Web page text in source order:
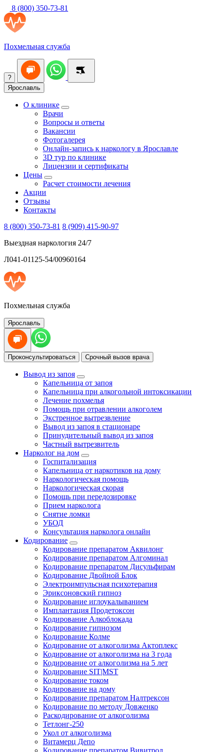
8 (800) 350-73-81
Похмельная служба
?
Ярославль
О клинике
Врачи
Вопросы и ответы
Вакансии
Фотогалерея
Онлайн-запись к наркологу в Ярославле
3D тур по клинике
Лицензии и сертификаты
Цены
Расчет стоимости лечения
Акции
Отзывы
Контакты
8 (800) 350-73-81 8 (909) 415-90-97
Выездная наркология 24/7
Л041-01125-54/00960164
Похмельная служба
Ярославль
Проконсультироваться Срочный вызов врача
Вывод из запоя
Капельница от запоя
Капельница при алкогольной интоксикации
Лечение похмелья
Помощь при отравлении алкоголем
Экстренное вытрезвление
Вывод из запоя в стационаре
Принудительный вывод из запоя
Частный вытрезвитель
Нарколог на дом
Госпитализация
Капельница от наркотиков на дому
Наркологическая помощь
Наркологическая скорая
Помощь при передозировке
Прием нарколога
Снятие ломки
УБОД
Консультация нарколога онлайн
Кодирование
Кодирование препаратом Аквилонг
Кодирование препаратом Алгоминал
Кодирование препаратом Дисульфирам
Кодирование Двойной Блок
Электроимпульсная психотерапия
Эриксоновский гипноз
Кодирование иглоукалыванием
Имплантация Продетоксон
Кодирование Алкоблокада
Кодирование гипнозом
Кодирование Колме
Кодирование от алкоголизма Актоплекс
Кодирование от алкоголизма на 3 года
Кодирование от алкоголизма на 5 лет
Кодирование SIT|MST
Кодирование током
Кодирование на дому
Кодирование препаратом Налтрексон
Кодирование по методу Довженко
Раскодирование от алкоголизма
Тетлонг-250
Укол от алкоголизма
Витамерц Депо
Кодирование препаратом Вивитрол